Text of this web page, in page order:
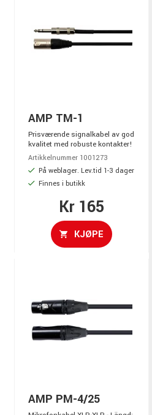
AMP TM-1
Prisværende signalkabel av god
kvalitet med robuste kontakter!
Artikkelnummer 1001273
På weblager. Lev.tid 1-3 dager
Finnes i butikk
Kr 165
KJØPE
AMP PM-4/25